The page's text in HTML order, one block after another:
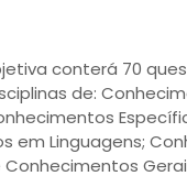
conterá 70
de:
em Linguagens;